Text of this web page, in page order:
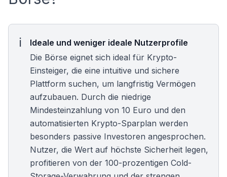
Ideale und weniger ideale Nutzerprofile
Die Börse eignet sich ideal für Krypto-
Einsteiger, die eine intuitive und sichere
Plattform suchen, um langfristig Vermögen
aufzubauen. Durch die niedrige
Mindesteinzahlung von 10 Euro und den
automatisierten Krypto-Sparplan werden
besonders passive Investoren angesprochen.
Nutzer, die Wert auf höchste Sicherheit legen,
profitieren von der 100-prozentigen Cold-